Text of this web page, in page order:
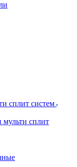
сплит систем
сплит